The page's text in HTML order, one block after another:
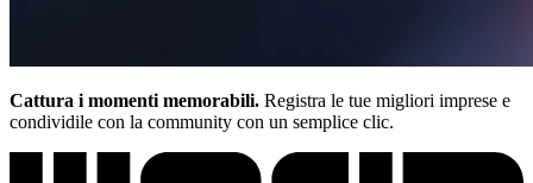
Cattura i momenti memorabili. Registra le tue migliori imprese e
condividile con la community con un semplice clic.